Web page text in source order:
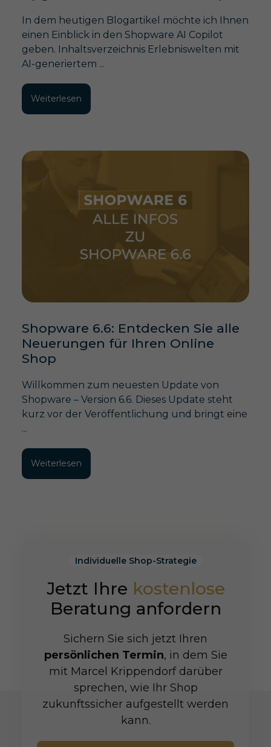
In dem heutigen Blogartikel möchte ich Ihnen
einen Einblick in den Shopware AI Copilot
geben. Inhaltsverzeichnis Erlebniswelten mit
AI-generiertem ...
Weiterlesen
Shopware 6.6: Entdecken Sie alle
Neuerungen für Ihren Online
Shop
Willkommen zum neuesten Update von
Shopware – Version 6.6. Dieses Update steht
kurz vor der Veröffentlichung und bringt eine
...
Weiterlesen
Individuelle Shop-Strategie
Jetzt Ihre kostenlose
Beratung anfordern
Sichern Sie sich jetzt Ihren
persönlichen Termin, in dem Sie
mit Marcel Krippendorf darüber
sprechen, wie Ihr Shop
zukunftssicher aufgestellt werden
kann.